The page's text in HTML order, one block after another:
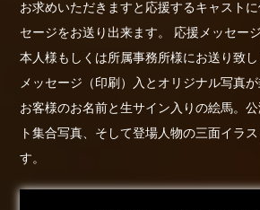
お求めいただきますと応援するキャスト
セージをお送り出来ます。
応援メッセー
本人様もしくは所属事務所様にお送り致し
メッセージ（印刷）入とオリジナル写真が
お客様のお名前と生サイン入りの絵馬。
ト集合写真、そして登場人物の三面イラ
す。